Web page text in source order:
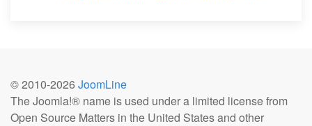
© 2010-2026 JoomLine
The Joomla!® name is used under a limited license from
Open Source Matters in the United States and other